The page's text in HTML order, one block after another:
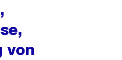
von